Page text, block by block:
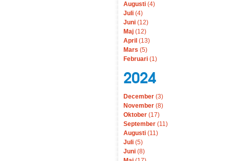
Augusti (4)
Juli (4)
Juni (12)
Maj (12)
April (13)
Mars (5)
Februari (1)
2024
December (3)
November (8)
Oktober (17)
September (11)
Augusti (11)
Juli (5)
Juni (8)